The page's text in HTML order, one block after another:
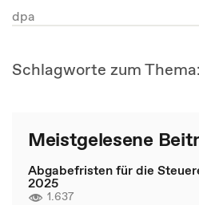
dpa
Schlagworte zum Thema:
Meistgelesene
Abgabefristen für die
2025
1.637